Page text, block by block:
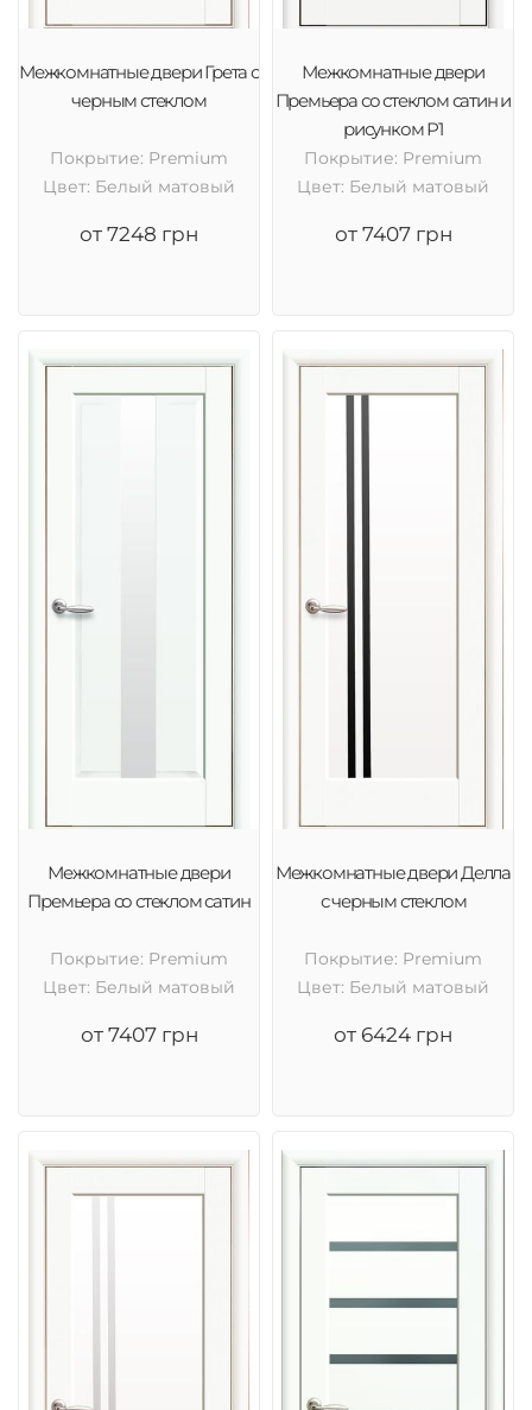
Межкомнатные двери Грета с
черным стеклом
Покрытие: Premium
Цвет: Белый матовый
от 7248 грн
Межкомнатные двери
Премьера со стеклом сатин и
рисунком Р1
Покрытие: Premium
Цвет: Белый матовый
от 7407 грн
Межкомнатные двери
Премьера со стеклом сатин
Покрытие: Premium
Цвет: Белый матовый
от 7407 грн
Межкомнатные двери Делла
с черным стеклом
Покрытие: Premium
Цвет: Белый матовый
от 6424 грн